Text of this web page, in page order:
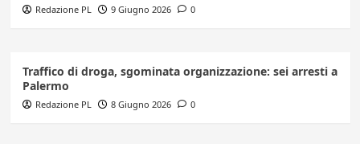
Redazione PL 9 Giugno 2026 0
Traffico di droga, sgominata organizzazione: sei arresti a
Palermo
Redazione PL 8 Giugno 2026 0